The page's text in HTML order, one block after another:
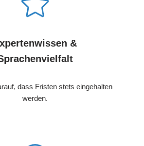
&
dass Fristen stets eingehalten
werden.